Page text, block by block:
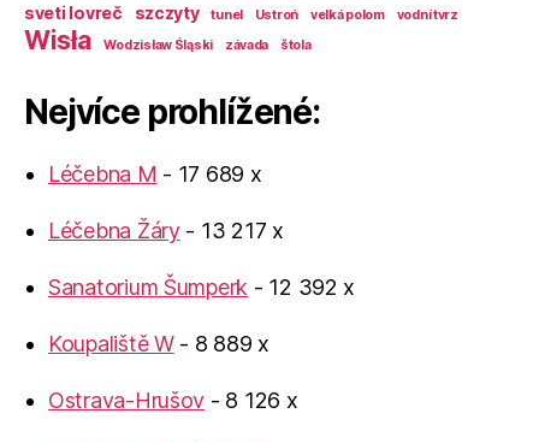
sveti lovreč szczyty tunel Ustroń velká polom vodní tvrz
Wisła Wodzisław Śląski závada štola
Nejvíce prohlížené:
Léčebna M - 17 689 x
Léčebna Žáry- 13 217 x
Sanatorium Šumperk - 12 392 x
Koupaliště W- 8 889 x
Ostrava-Hrušov - 8 126 x